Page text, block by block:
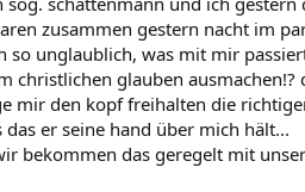
zusammen gestern nacht im
so unglaublich, was mit mir
christlichen glauben
mir den kopf freihalten die
er seine hand über mich hält...
bekommen das geregelt mit